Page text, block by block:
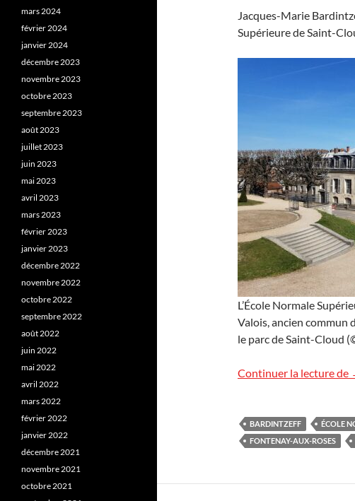
Jacques-Marie
Supérieure de Saint-
L’École Normale
Valois, ancien commun
le parc de Saint-Cloud
Continuer la lecture de
BARDINTZEFF ÉCOLE
FONTENAY-AUX-ROSES
mars 2024
février 2024
janvier 2024
décembre 2023
novembre 2023
octobre 2023
septembre 2023
août 2023
juillet 2023
juin 2023
mai 2023
avril 2023
mars 2023
février 2023
janvier 2023
décembre 2022
novembre 2022
octobre 2022
septembre 2022
août 2022
juin 2022
mai 2022
avril 2022
mars 2022
février 2022
janvier 2022
décembre 2021
novembre 2021
octobre 2021